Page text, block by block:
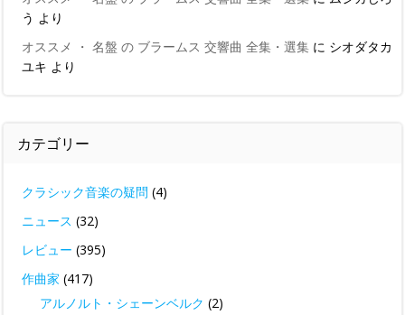
う より
オススメ ・ 名盤 の ブラームス 交響曲 全集・選集 に シオダタカ
ユキ より
カテゴリー
クラシック音楽の疑問 (4)
ニュース (32)
レビュー (395)
作曲家 (417)
アルノルト・シェーンベルク (2)